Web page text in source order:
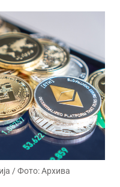
/ Фото: Архива